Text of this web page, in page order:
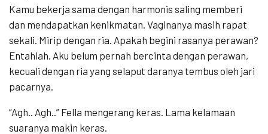
Kamu bekerja sama dengan harmonis saling memberi
dan mendapatkan kenikmatan. Vaginanya masih rapat
sekali. Mirip dengan ria. Apakah begini rasanya perawan?
Entahlah. Aku belum pernah bercinta dengan perawan,
kecuali dengan ria yang selaput daranya tembus oleh jari
pacarnya.
“Agh.. Agh..” Fella mengerang keras. Lama kelamaan
suaranya makin keras.